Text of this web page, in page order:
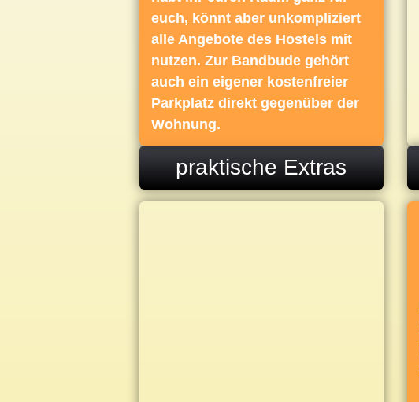
euch, könnt aber unkompliziert
alle Angebote des Hostels mit
nutzen. Zur Bandbude gehört
auch ein eigener kostenfreier
Parkplatz direkt gegenüber der
Wohnung.
praktische Extras